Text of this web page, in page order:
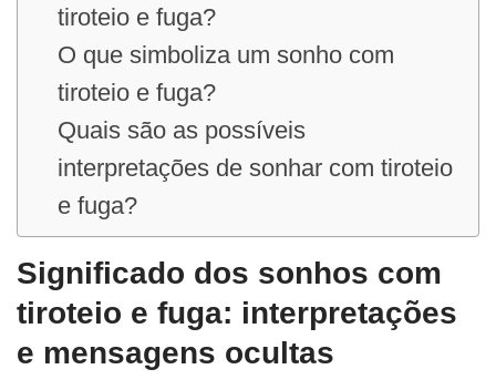
tiroteio e fuga?
O que simboliza um sonho com
tiroteio e fuga?
Quais são as possíveis
interpretações de sonhar com tiroteio
e fuga?
Significado dos sonhos com
tiroteio e fuga: interpretações
e mensagens ocultas